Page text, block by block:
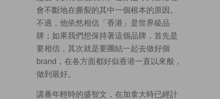
會不斷地在撕裂的其中一個根本的原因。
不過，他依然相信「香港」是世界級品
牌；如果我們想保持著這個品牌，首先是
要相信，其次就是要團結一起去做好個
brand，在各方面都好似香港一直以來般，
做到最好。
講番年輕時的盛智文，在加拿大時已經計